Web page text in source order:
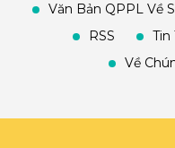
Văn Bản QPPL Về
RSS
Tin
Về